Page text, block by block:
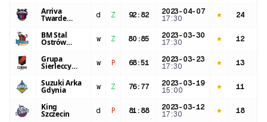
Arriva
Twarde
Toruń
d Z 92 : 82
2023-04-07
17:30
24
BM Stal
Ostrów w Z 80 :85
2023-03-30
17:30
12
Grupa
Sierleccy
Słupsk
w P 68:51
2023-03-23
17:30
13
Suzuki Arka
Gdynia w Z 76: 77
2023-03-19
15:00
11
King
Szczecin d P 81 : 88
2023-03-12
17:30
18